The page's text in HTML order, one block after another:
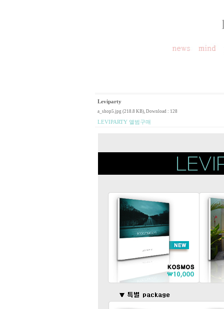
Leviparty
a_shop5.jpg (218.8 KB), Download : 128
LEVIPARTY 앨범구매